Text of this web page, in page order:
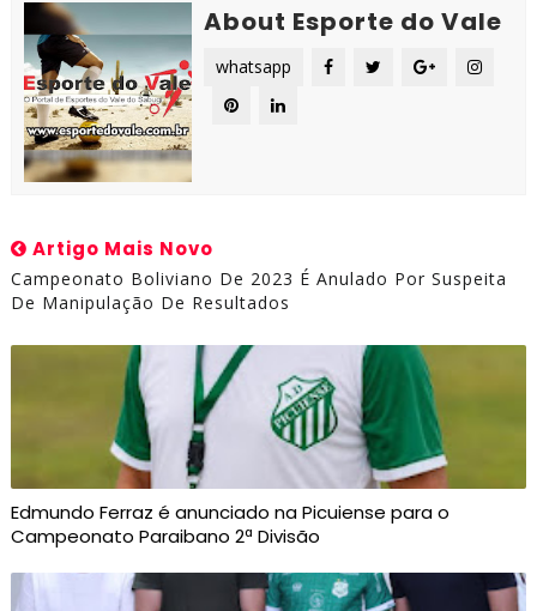
About Esporte do Vale
whatsapp
Artigo Mais Novo
Campeonato Boliviano De 2023 É Anulado Por Suspeita
De Manipulação De Resultados
Edmundo Ferraz é anunciado na Picuiense para o
Campeonato Paraibano 2ª Divisão